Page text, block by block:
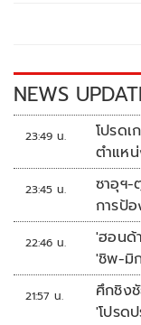
k k
NEWS
23:49 น.
โปรด
ตำแห
'พลตรี'
23:45 น.
ซาอุฯ-
การป้
22:46 น.
'ฮอนด้
'ชิพ-มิ
ที่มัลด
21:57 น.
ศึกชิง
'โปรด